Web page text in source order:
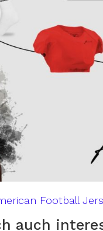
Football
auch